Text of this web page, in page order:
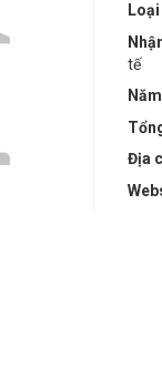
tế
Địa